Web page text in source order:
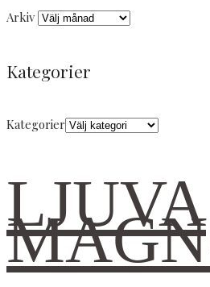
Arkiv
Kategorier
Kategorier
LJUVA